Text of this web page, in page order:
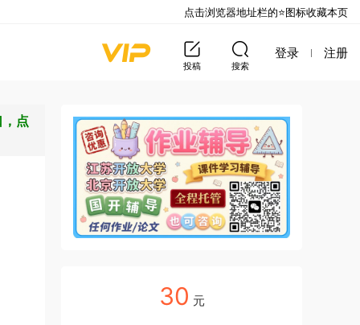
投稿 搜索
登录 注册
点
30 元
点击浏览器地址栏的⭐图标收藏本页